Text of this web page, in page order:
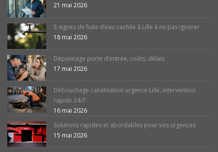
21 mai 2026
5 signes de fuite d’eau cachée à Lille à ne pas ignorer
18 mai 2026
Dépannage porte d’entrée, coûts, délais
17 mai 2026
Débouchage canalisation urgence Lille, intervention
rapide 24/7
16 mai 2026
Solutions rapides et abordables pour vos urgences
15 mai 2026